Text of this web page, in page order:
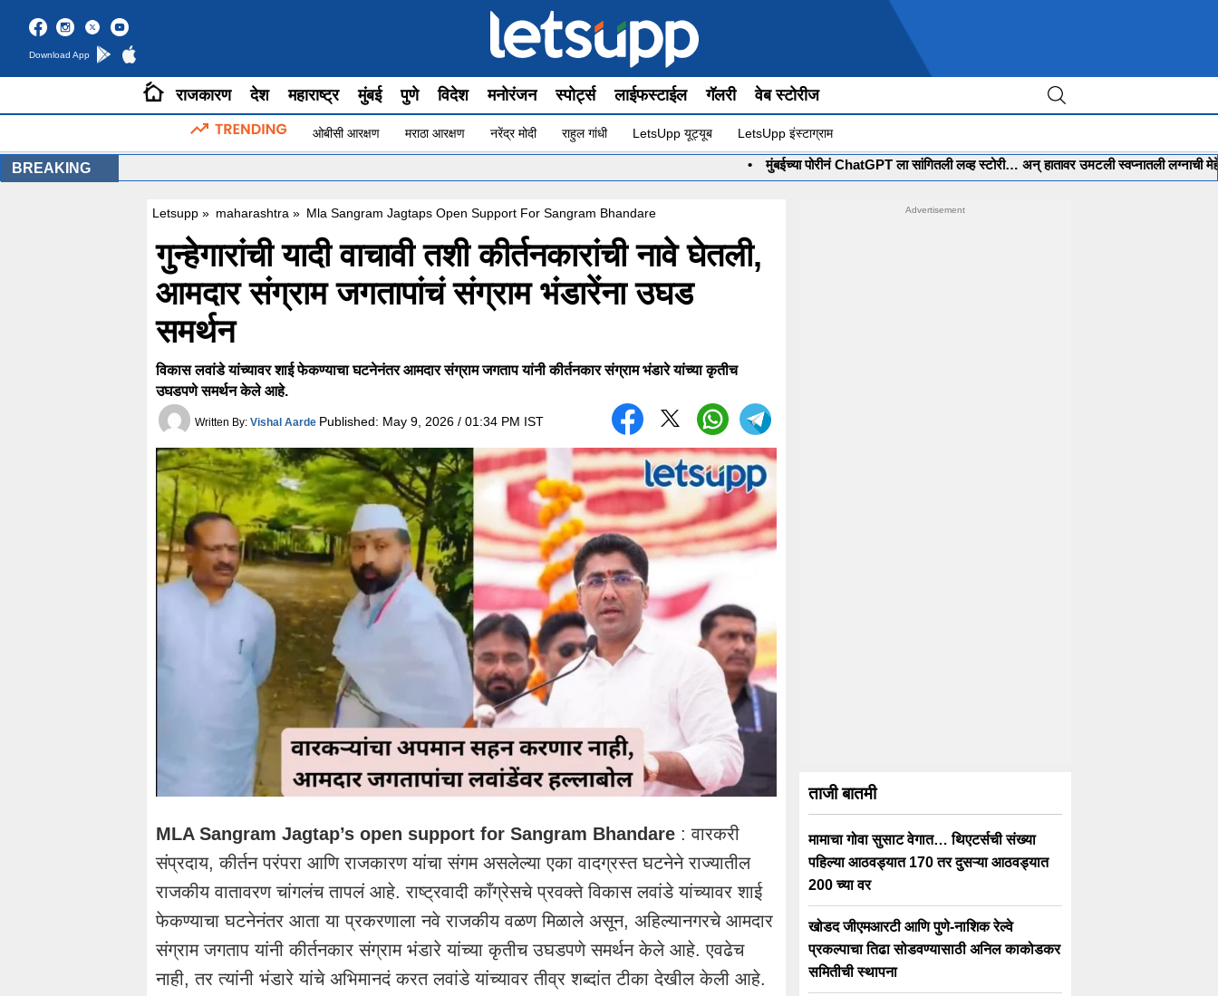
Download App
राजकारण देश महाराष्ट्र मुंबई पुणे विदेश मनोरंजन स्पोर्ट्स लाईफस्टाईल गॅलरी वेब स्टोरीज
ओबीसी आरक्षण मराठा आरक्षण नरेंद्र मोदी राहुल गांधी LetsUpp यूट्यूब LetsUpp इंस्टाग्राम
BREAKING मुंबईच्या पोरीनं ChatGPT ला सांगितली लव्ह स्टोरी… अन् हातावर उमटली स्वप्नातली लग्नाची मेहेंदी… •
Letsupp » maharashtra » Mla Sangram Jagtaps Open Support For Sangram Bhandare
गुन्हेगारांची यादी वाचावी तशी कीर्तनकारांची नावे घेतली,
आमदार संग्राम जगतापांचं संग्राम भंडारेंना उघड
समर्थन
विकास लवांडे यांच्यावर शाई फेकण्याचा घटनेनंतर आमदार संग्राम जगताप यांनी कीर्तनकार संग्राम भंडारे यांच्या कृतीच
उघडपणे समर्थन केले आहे.
Written By: Vishal Aarde Published: May 9, 2026 / 01:34 PM IST
MLA Sangram Jagtap’s open support for Sangram Bhandare : वारकरी
संप्रदाय, कीर्तन परंपरा आणि राजकारण यांचा संगम असलेल्या एका वादग्रस्त घटनेने राज्यातील
राजकीय वातावरण चांगलंच तापलं आहे. राष्ट्रवादी काँग्रेसचे प्रवक्ते विकास लवांडे यांच्यावर शाई
फेकण्याचा घटनेनंतर आता या प्रकरणाला नवे राजकीय वळण मिळाले असून, अहिल्यानगरचे आमदार
संग्राम जगताप यांनी कीर्तनकार संग्राम भंडारे यांच्या कृतीच उघडपणे समर्थन केले आहे. एवढेच
नाही, तर त्यांनी भंडारे यांचे अभिमानदं करत लवांडे यांच्यावर तीव्र शब्दांत टीका देखील केली आहे.
ताजी बातमी
मामाचा गोवा सुसाट वेगात… थिएटर्सची संख्या
पहिल्या आठवड्यात 170 तर दुसऱ्या आठवड्यात
200 च्या वर
खोडद जीएमआरटी आणि पुणे-नाशिक रेल्वे
प्रकल्पाचा तिढा सोडवण्यासाठी अनिल काकोडकर
समितीची स्थापना